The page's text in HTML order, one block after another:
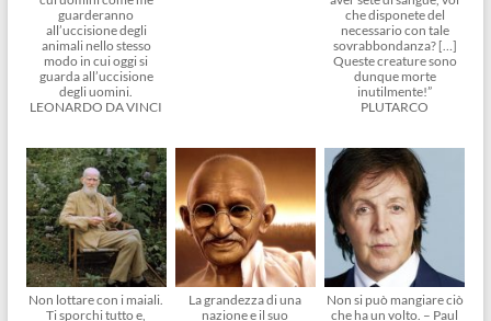
guarderanno
all’uccisione degli
animali nello stesso
modo in cui oggi si
guarda all’uccisione
degli uomini.
LEONARDO DA VINCI
che disponete del
necessario con tale
sovrabbondanza? […]
Queste creature sono
dunque morte
inutilmente!”
PLUTARCO
Non lottare con i maiali.
Ti sporchi tutto e,
La grandezza di una
nazione e il suo
Non si può mangiare ciò
che ha un volto. – Paul